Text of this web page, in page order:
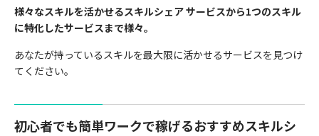
様々なスキルを活かせるスキルシェア サービスから1つのスキル
に特化したサービスまで様々。
あなたが持っているスキルを最大限に活かせるサービスを見つけ
てください。
初心者でも簡単ワークで稼げるおすすめスキルシ